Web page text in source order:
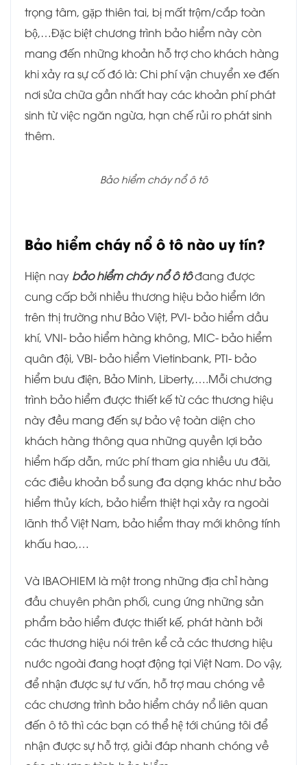
trọng tâm, gặp thiên tai, bị mất trộm/cắp toàn
bộ,…Đặc biệt chương trình bảo hiểm này còn
mang đến những khoản hỗ trợ cho khách hàng
khi xảy ra sự cố đó là: Chi phí vận chuyển xe đến
nơi sửa chữa gần nhất hay các khoản phí phát
sinh từ việc ngăn ngừa, hạn chế rủi ro phát sinh
thêm.
Bảo hiểm cháy nổ ô tô
Bảo hiểm cháy nổ ô tô nào uy tín?
Hiện nay bảo hiểm cháy nổ ô tôđang được
cung cấp bởi nhiều thương hiệu bảo hiểm lớn
trên thị trường như Bảo Việt, PVI- bảo hiểm dầu
khí, VNI- bảo hiểm hàng không, MIC- bảo hiểm
quân đội, VBI- bảo hiểm Vietinbank, PTI- bảo
hiểm bưu điện, Bảo Minh, Liberty,….Mỗi chương
trình bảo hiểm được thiết kế từ các thương hiệu
này đều mang đến sự bảo vệ toàn diện cho
khách hàng thông qua những quyền lợi bảo
hiểm hấp dẫn, mức phí tham gia nhiều ưu đãi,
các điều khoản bổ sung đa dạng khác như bảo
hiểm thủy kích, bảo hiểm thiệt hại xảy ra ngoài
lãnh thổ Việt Nam, bảo hiểm thay mới không tính
khấu hao,…
Và IBAOHIEM là một trong những địa chỉ hàng
đầu chuyên phân phối, cung ứng những sản
phẩm bảo hiểm được thiết kế, phát hành bởi
các thương hiệu nói trên kể cả các thương hiệu
nước ngoài đang hoạt động tại Việt Nam. Do vậy,
để nhận được sự tư vấn, hỗ trợ mau chóng về
các chương trình bảo hiểm cháy nổ liên quan
đến ô tô thì các bạn có thể hệ tới chúng tôi để
nhận được sự hỗ trợ, giải đáp nhanh chóng về